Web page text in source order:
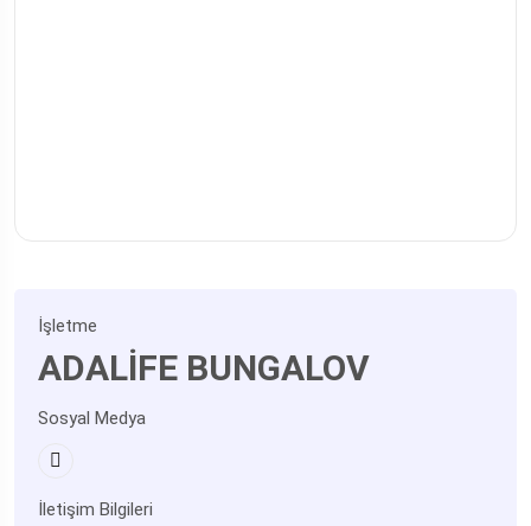
İşletme
ADALİFE BUNGALOV
Sosyal Medya
İletişim Bilgileri